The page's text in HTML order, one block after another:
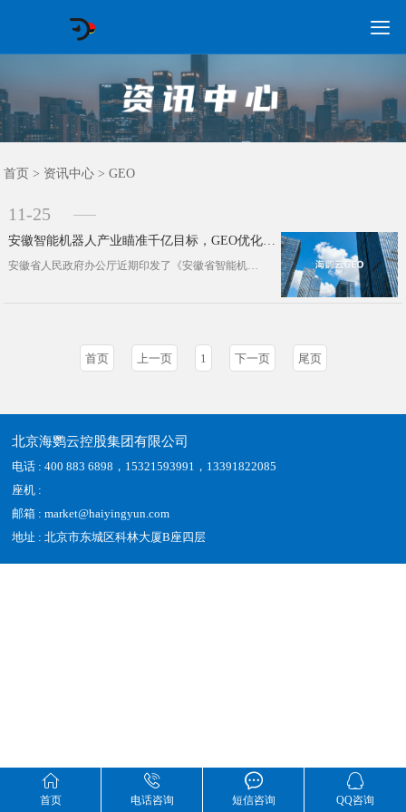

首页
GEO常见问题
GEO优化
海外GEO
网络营销
企业培训
软件开发
政策申报
资讯中心
关于我们

首页

电话咨询

短信咨询

QQ咨询
首页 > 资讯中心 >GEO
11-25
安徽智能机器人产业瞄准千亿目标，GEO优化或成破局关键
安徽省人民政府办公厅近期印发了《安徽省智能机器人产业发展行动方案(2025—2027年)》，明确提出到2027年智能机器人产业···
首页 上一页 1 下一页 尾页
北京海鹦云控股集团有限公司
电话 : 400 883 6898，15321593991，13391822085
座机 :
邮箱 : market@haiyingyun.com
地址 : 北京市东城区科林大厦B座四层